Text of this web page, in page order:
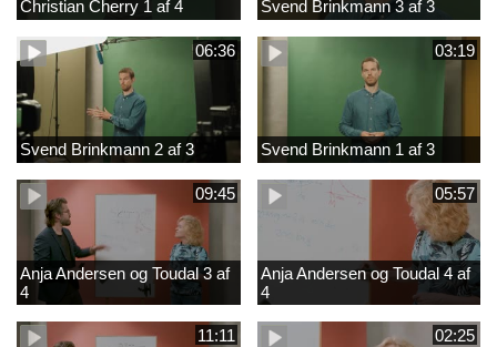
Christian Cherry 1 af 4 Svend Brinkmann 3 af 3
06:36
Svend Brinkmann 2 af 3
03:19
Svend Brinkmann 1 af 3
09:45
Anja Andersen og Toudal 3 af
4
05:57
Anja Andersen og Toudal 4 af
4
11:11 02:25